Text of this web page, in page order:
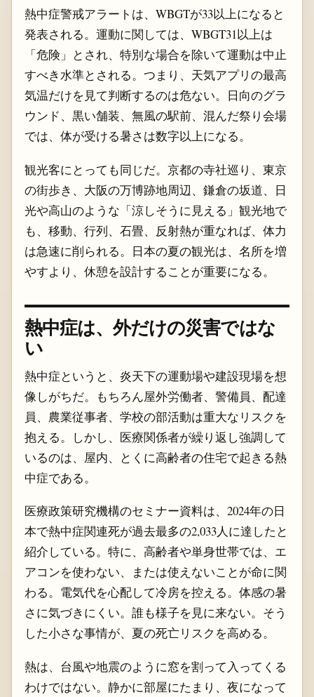
熱中症警戒アラートは、WBGTが33以上になると
発表される。運動に関しては、WBGT31以上は
「危険」とされ、特別な場合を除いて運動は中止
すべき水準とされる。つまり、天気アプリの最高
気温だけを見て判断するのは危ない。日向のグラ
ウンド、黒い舗装、無風の駅前、混んだ祭り会場
では、体が受ける暑さは数字以上になる。
観光客にとっても同じだ。京都の寺社巡り、東京
の街歩き、大阪の万博跡地周辺、鎌倉の坂道、日
光や高山のような「涼しそうに見える」観光地で
も、移動、行列、石畳、反射熱が重なれば、体力
は急速に削られる。日本の夏の観光は、名所を増
やすより、休憩を設計することが重要になる。
熱中症は、外だけの災害ではな
い
熱中症というと、炎天下の運動場や建設現場を想
像しがちだ。もちろん屋外労働者、警備員、配達
員、農業従事者、学校の部活動は重大なリスクを
抱える。しかし、医療関係者が繰り返し強調して
いるのは、屋内、とくに高齢者の住宅で起きる熱
中症である。
医療政策研究機構のセミナー資料は、2024年の日
本で熱中症関連死が過去最多の2,033人に達したと
紹介している。特に、高齢者や単身世帯では、エ
アコンを使わない、または使えないことが命に関
わる。電気代を心配して冷房を控える。体感の暑
さに気づきにくい。誰も様子を見に来ない。そう
した小さな事情が、夏の死亡リスクを高める。
熱は、台風や地震のように窓を割って入ってくる
わけではない。静かに部屋にたまり、夜になって